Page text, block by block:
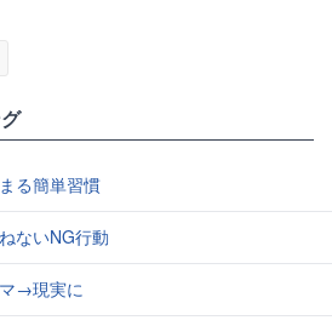
る簡単習慣
ないNG行動
→現実に